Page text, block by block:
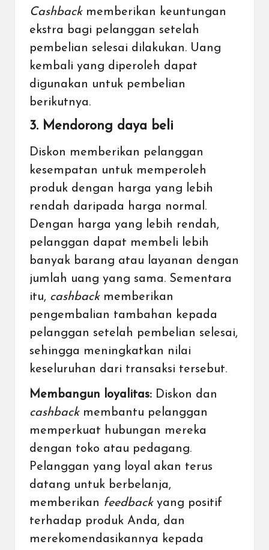
Cashback memberikan keuntungan
ekstra bagi pelanggan setelah
pembelian selesai dilakukan. Uang
kembali yang diperoleh dapat
digunakan untuk pembelian
berikutnya.
3. Mendorong daya beli
Diskon memberikan pelanggan
kesempatan untuk memperoleh
produk dengan harga yang lebih
rendah daripada harga normal.
Dengan harga yang lebih rendah,
pelanggan dapat membeli lebih
banyak barang atau layanan dengan
jumlah uang yang sama. Sementara
itu, cashbackmemberikan
pengembalian tambahan kepada
pelanggan setelah pembelian selesai,
sehingga meningkatkan nilai
keseluruhan dari transaksi tersebut.
Membangun loyalitas: Diskon dan
cashback membantu pelanggan
memperkuat hubungan mereka
dengan toko atau pedagang.
Pelanggan yang loyal akan terus
datang untuk berbelanja,
memberikan feedback yang positif
terhadap produk Anda, dan
merekomendasikannya kepada